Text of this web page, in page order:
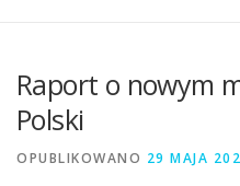
Raport o nowym
Polski
OPUBLIKOWANO 29 MAJA